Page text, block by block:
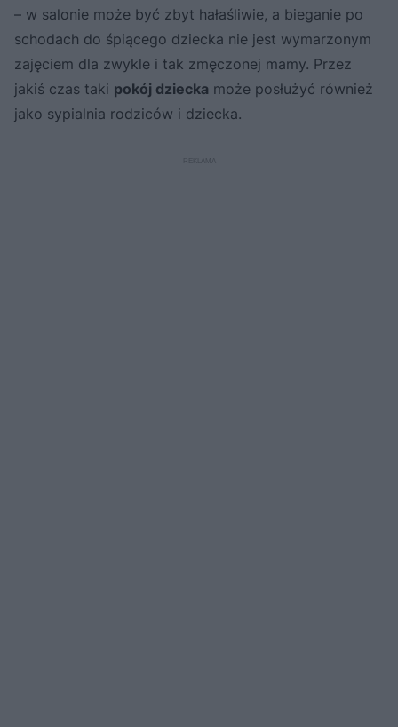
– w salonie może być zbyt hałaśliwie, a bieganie po
schodach do śpiącego dziecka nie jest wymarzonym
zajęciem dla zwykle i tak zmęczonej mamy. Przez
jakiś czas taki pokój dziecka może posłużyć również
jako sypialnia rodziców i dziecka.